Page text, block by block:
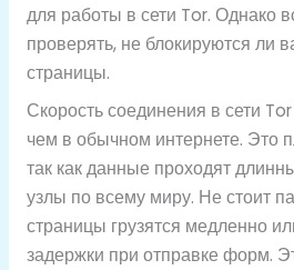
для работы в сети Tor. Однако
проверять, не блокируются ли
страницы.
Скорость соединения в сети
чем в обычном интернете. Это
так как данные проходят
узлы по всему миру. Не стоит
страницы грузятся медленно
задержки при отправке форм.